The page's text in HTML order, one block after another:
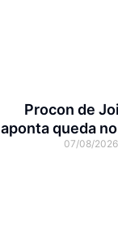
Procon de
aponta queda no
cesta básica
07/08/2026